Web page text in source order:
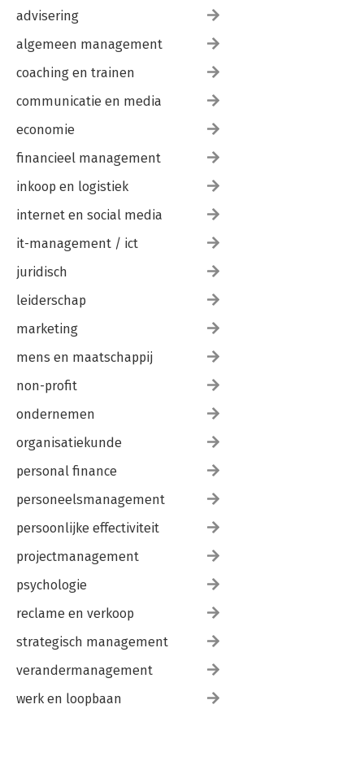
advisering
algemeen management
coaching en trainen
communicatie en media
economie
financieel management
inkoop en logistiek
internet en social media
it-management / ict
juridisch
leiderschap
marketing
mens en maatschappij
non-profit
ondernemen
organisatiekunde
personal finance
personeelsmanagement
persoonlijke effectiviteit
projectmanagement
psychologie
reclame en verkoop
strategisch management
verandermanagement
werk en loopbaan